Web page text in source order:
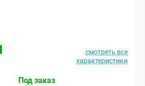
смотреть все
характеристики
Под заказ